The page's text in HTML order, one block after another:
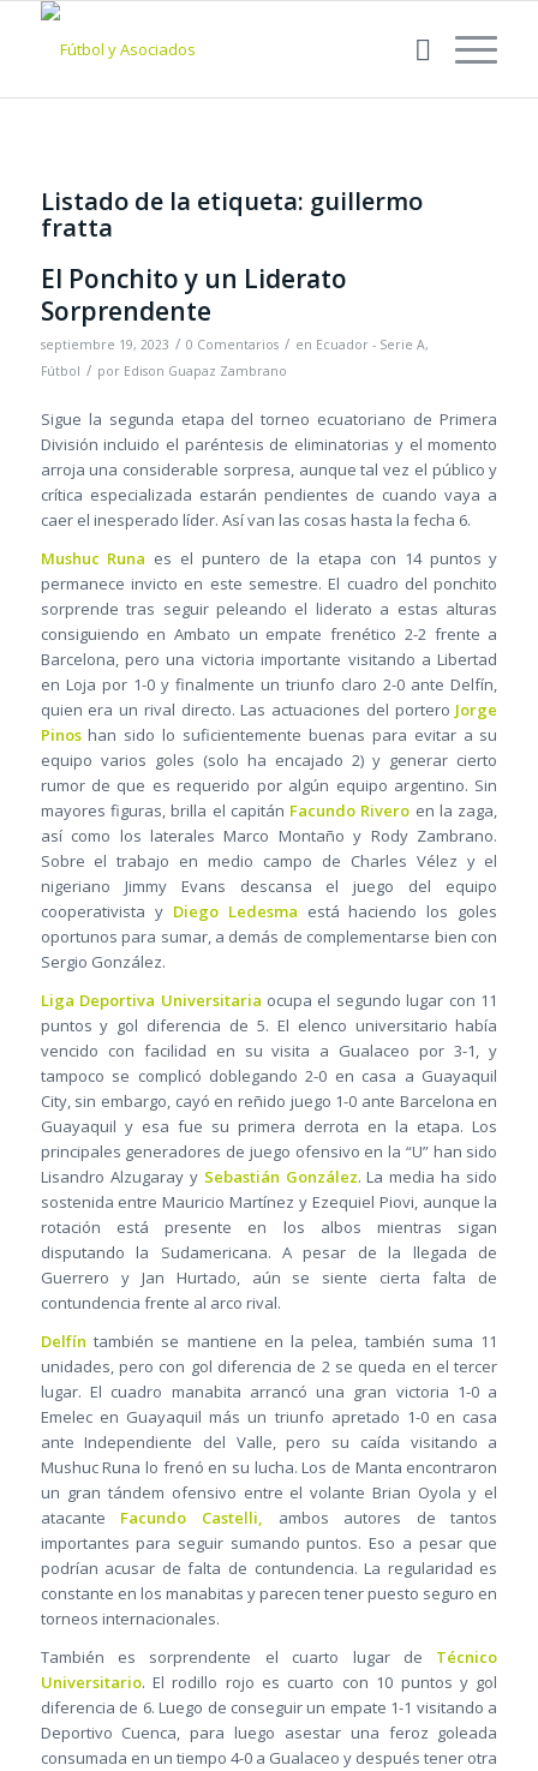
Listado de la etiqueta: guillermo
fratta
El Ponchito y un Liderato
Sorprendente
septiembre 19, 2023 / 0 Comentarios / en Ecuador - Serie A,
Fútbol / por Edison Guapaz Zambrano
Sigue la segunda etapa del torneo ecuatoriano de Primera
División incluido el paréntesis de eliminatorias y el momento
arroja una considerable sorpresa, aunque tal vez el público y
crítica especializada estarán pendientes de cuando vaya a
caer el inesperado líder. Así van las cosas hasta la fecha 6.
Mushuc Runa es el puntero de la etapa con 14 puntos y
permanece invicto en este semestre. El cuadro del ponchito
sorprende tras seguir peleando el liderato a estas alturas
consiguiendo en Ambato un empate frenético 2-2 frente a
Barcelona, pero una victoria importante visitando a Libertad
en Loja por 1-0 y finalmente un triunfo claro 2-0 ante Delfín,
quien era un rival directo. Las actuaciones del portero Jorge
Pinoshan sido lo suficientemente buenas para evitar a su
equipo varios goles (solo ha encajado 2) y generar cierto
rumor de que es requerido por algún equipo argentino. Sin
mayores figuras, brilla el capitán Facundo Rivero en la zaga,
así como los laterales Marco Montaño y Rody Zambrano.
Sobre el trabajo en medio campo de Charles Vélez y el
nigeriano Jimmy Evans descansa el juego del equipo
cooperativista y Diego Ledesma está haciendo los goles
oportunos para sumar, a demás de complementarse bien con
Sergio González.
Liga Deportiva Universitaria ocupa el segundo lugar con 11
puntos y gol diferencia de 5. El elenco universitario había
vencido con facilidad en su visita a Gualaceo por 3-1, y
tampoco se complicó doblegando 2-0 en casa a Guayaquil
City, sin embargo, cayó en reñido juego 1-0 ante Barcelona en
Guayaquil y esa fue su primera derrota en la etapa. Los
principales generadores de juego ofensivo en la “U” han sido
Lisandro Alzugaray y Sebastián González. La media ha sido
sostenida entre Mauricio Martínez y Ezequiel Piovi, aunque la
rotación está presente en los albos mientras sigan
disputando la Sudamericana. A pesar de la llegada de
Guerrero y Jan Hurtado, aún se siente cierta falta de
contundencia frente al arco rival.
Delfín también se mantiene en la pelea, también suma 11
unidades, pero con gol diferencia de 2 se queda en el tercer
lugar. El cuadro manabita arrancó una gran victoria 1-0 a
Emelec en Guayaquil más un triunfo apretado 1-0 en casa
ante Independiente del Valle, pero su caída visitando a
Mushuc Runa lo frenó en su lucha. Los de Manta encontraron
un gran tándem ofensivo entre el volante Brian Oyola y el
atacante Facundo Castelli, ambos autores de tantos
importantes para seguir sumando puntos. Eso a pesar que
podrían acusar de falta de contundencia. La regularidad es
constante en los manabitas y parecen tener puesto seguro en
torneos internacionales.
También es sorprendente el cuarto lugar de Técnico
Universitario. El rodillo rojo es cuarto con 10 puntos y gol
diferencia de 6. Luego de conseguir un empate 1-1 visitando a
Deportivo Cuenca, para luego asestar una feroz goleada
consumada en un tiempo 4-0 a Gualaceo y después tener otra